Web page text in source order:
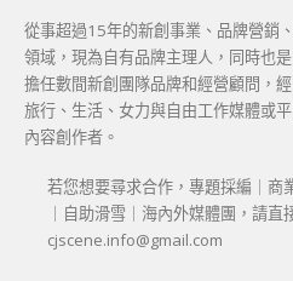
從事超過15年的新創事業、品牌營銷
領域，現為自有品牌主理人，同時也
擔任數間新創團隊品牌和經營顧問，
旅行、生活、女力與自由工作媒體或
內容創作者。
若您想要尋求合作，專題採編｜商
｜自助滑雪｜海內外媒體團，請直
cjscene.info@gmail.com